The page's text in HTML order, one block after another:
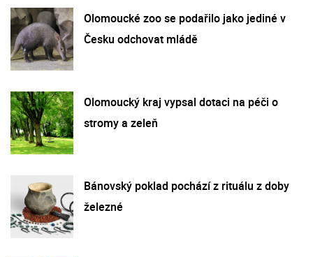
Olomoucké zoo se podařilo jako jediné v
Česku odchovat mládě
Olomoucký kraj vypsal dotaci na péči o
stromy a zeleň
Bánovský poklad pochází z rituálu z doby
železné